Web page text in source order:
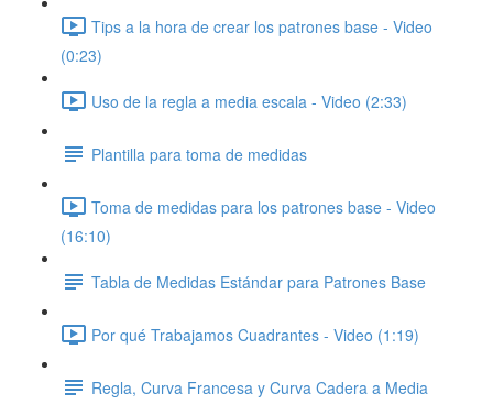
Tips a la hora de crear los patrones base - Video
(0:23)
Uso de la regla a media escala - Video (2:33)
Plantilla para toma de medidas
Toma de medidas para los patrones base - Video
(16:10)
Tabla de Medidas Estándar para Patrones Base
Por qué Trabajamos Cuadrantes - Video (1:19)
Regla, Curva Francesa y Curva Cadera a Media